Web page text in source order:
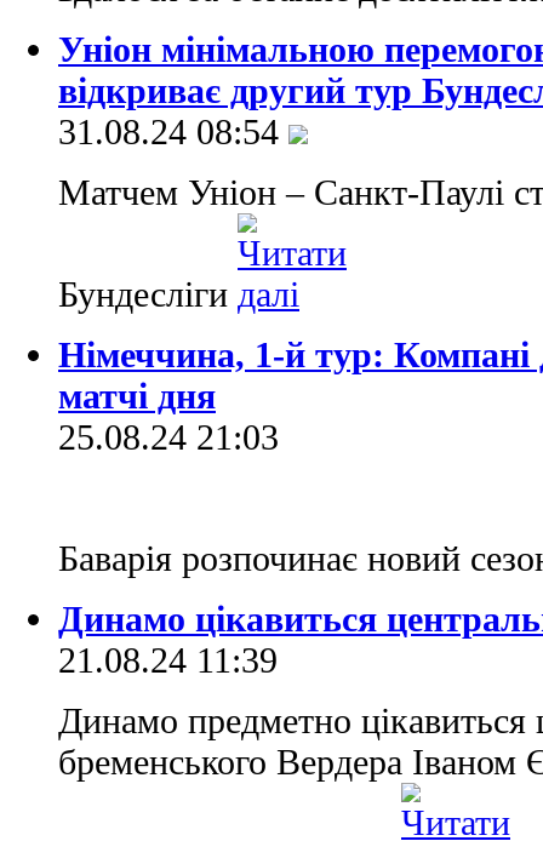
Уніон мінімальною
відкриває другий тур
31.08.24 08:54
Матчем Уніон – Санкт-Паулі
Бундесліги
Німеччина, 1-й тур: Компані
матчі дня
25.08.24 21:03
Баварія розпочинає новий
Динамо цікавиться
21.08.24 11:39
Динамо предметно
бременського Вердера Іваном